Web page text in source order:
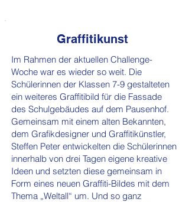
Graffitikunst
Im Rahmen der aktuellen Challenge-
Woche war es wieder so weit. Die
Schülerinnen der Klassen 7-9 gestalteten
ein weiteres Graffitibild für die Fassade
des Schulgebäudes auf dem Pausenhof.
Gemeinsam mit einem alten Bekannten,
dem Grafikdesigner und Graffitikünstler,
Steffen Peter entwickelten die Schülerinnen
innerhalb von drei Tagen eigene kreative
Ideen und setzten diese gemeinsam in
Form eines neuen Graffiti-Bildes mit dem
Thema „Weltall“ um. Und so ganz